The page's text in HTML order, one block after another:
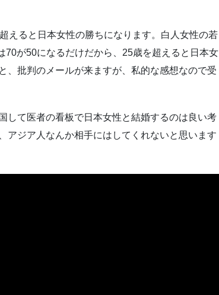
えると日本女性の勝ちになります。白人女性の若
が50になるだけだから、25歳を超えると日本女
、批判のメールが来ますが、私的な感想なので受
して医者の看板で日本女性と結婚するのは良い考
アジア人なんか相手にはしてくれないと思います